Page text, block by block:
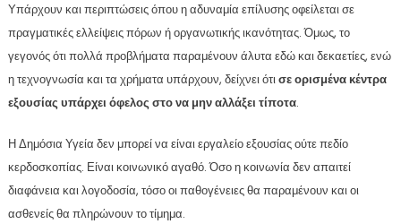
Υπάρχουν και περιπτώσεις όπου η αδυναμία επίλυσης οφείλεται σε
πραγματικές ελλείψεις πόρων ή οργανωτικής ικανότητας. Όμως, το
γεγονός ότι πολλά προβλήματα παραμένουν άλυτα εδώ και δεκαετίες, ενώ
η τεχνογνωσία και τα χρήματα υπάρχουν, δείχνει ότισε ορισμένα κέντρα
εξουσίας υπάρχει όφελος στο να μην αλλάξει τίποτα.
Η Δημόσια Υγεία δεν μπορεί να είναι εργαλείο εξουσίας ούτε πεδίο
κερδοσκοπίας. Είναι κοινωνικό αγαθό. Όσο η κοινωνία δεν απαιτεί
διαφάνεια και λογοδοσία, τόσο οι παθογένειες θα παραμένουν και οι
ασθενείς θα πληρώνουν το τίμημα.